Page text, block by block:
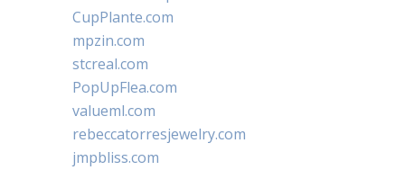
CupPlante.com
mpzin.com
stcreal.com
PopUpFlea.com
valueml.com
rebeccatorresjewelry.com
jmpbliss.com